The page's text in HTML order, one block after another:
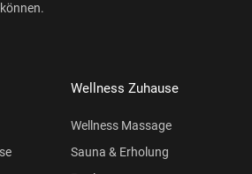
Wellness Zuhause
Wellness Massage
Sauna & Erholung